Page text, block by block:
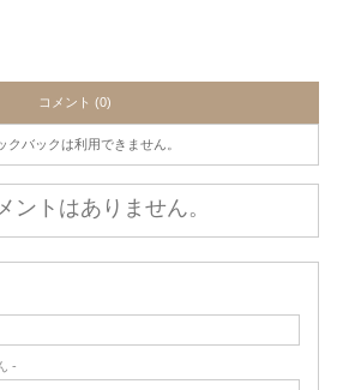
コメント (0)
クバックは利用できません。
ントはありません。
-